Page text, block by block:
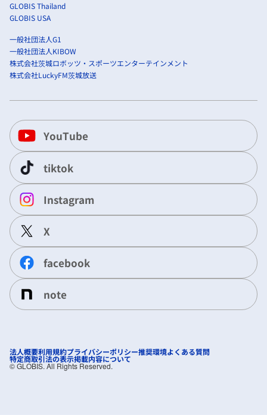
GLOBIS Thailand
GLOBIS USA
一般社団法人G1
一般社団法人KIBOW
株式会社茨城ロボッツ・スポーツエンターテインメント
株式会社LuckyFM茨城放送
YouTube
tiktok
Instagram
X
facebook
note
法人概要利用規約プライバシーポリシー推奨環境よくある質問
特定商取引法の表示掲載内容について
©︎ GLOBIS. All Rights Reserved.